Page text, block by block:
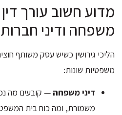
מדוע חשוב עורך
משפחה ודיני
הליכי גירושין כשיש עסק משותף
משפטיות שונות:
דיני משפחה — קובעים מה
משמורת, ומה כוח בית